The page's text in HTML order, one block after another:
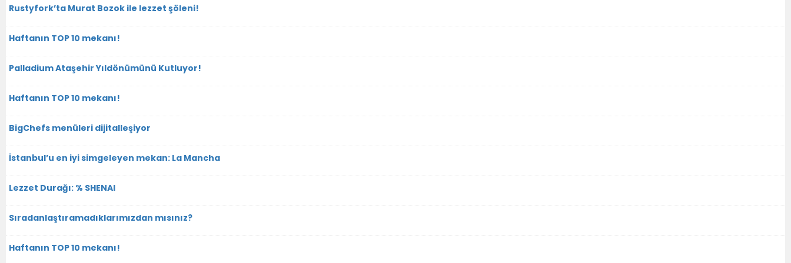
Rustyfork’ta Murat Bozok ile lezzet şöleni!
Haftanın TOP 10 mekanı!
Palladium Ataşehir Yıldönümünü Kutluyor!
Haftanın TOP 10 mekanı!
BigChefs menüleri dijitalleşiyor
İstanbul’u en iyi simgeleyen mekan: La Mancha
Lezzet Durağı: % SHENAI
Sıradanlaştıramadıklarımızdan mısınız?
Haftanın TOP 10 mekanı!